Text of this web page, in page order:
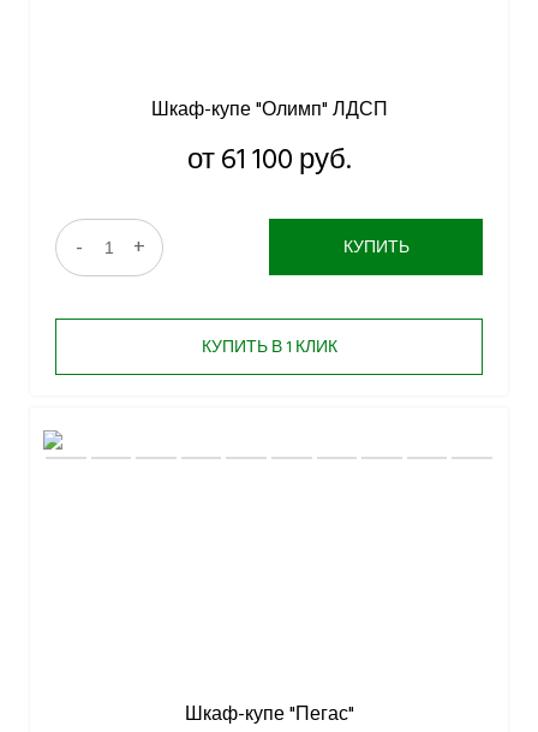
Шкаф-купе "Олимп" ЛДСП
от 61 100 руб.
- + КУПИТЬ
КУПИТЬ В 1 КЛИК
Шкаф-купе "Пегас"